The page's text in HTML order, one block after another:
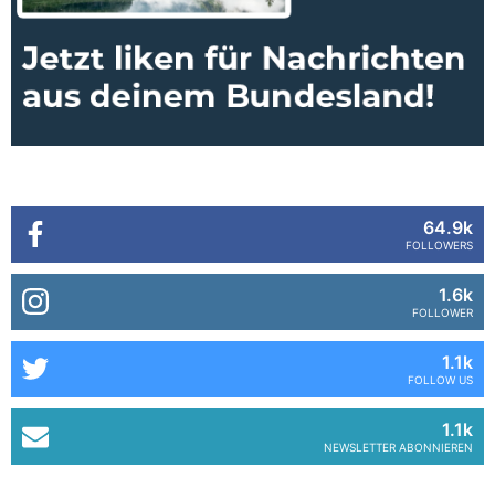
64.9k
FOLLOWERS
1.6k
FOLLOWER
1.1k
FOLLOW US
1.1k
NEWSLETTER ABONNIEREN